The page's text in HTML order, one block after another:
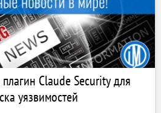
Claude Security для
уязвимостей